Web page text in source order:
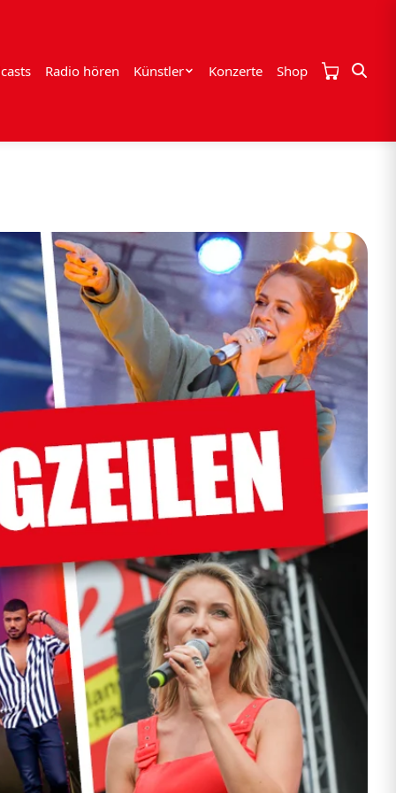
Radio hören Künstler Konzerte Shop